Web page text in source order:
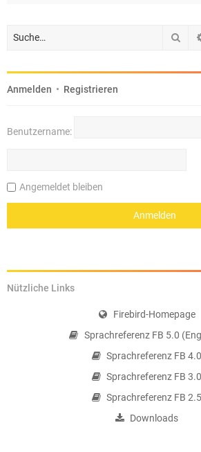
Anmelden • Registrieren
Benutzername:
Angemeldet bleiben
Nützliche Links
Firebird-Homepage
Sprachreferenz FB 5.0
Sprachreferenz FB 4.0
Sprachreferenz FB 3.0
Sprachreferenz FB 2.5
Downloads